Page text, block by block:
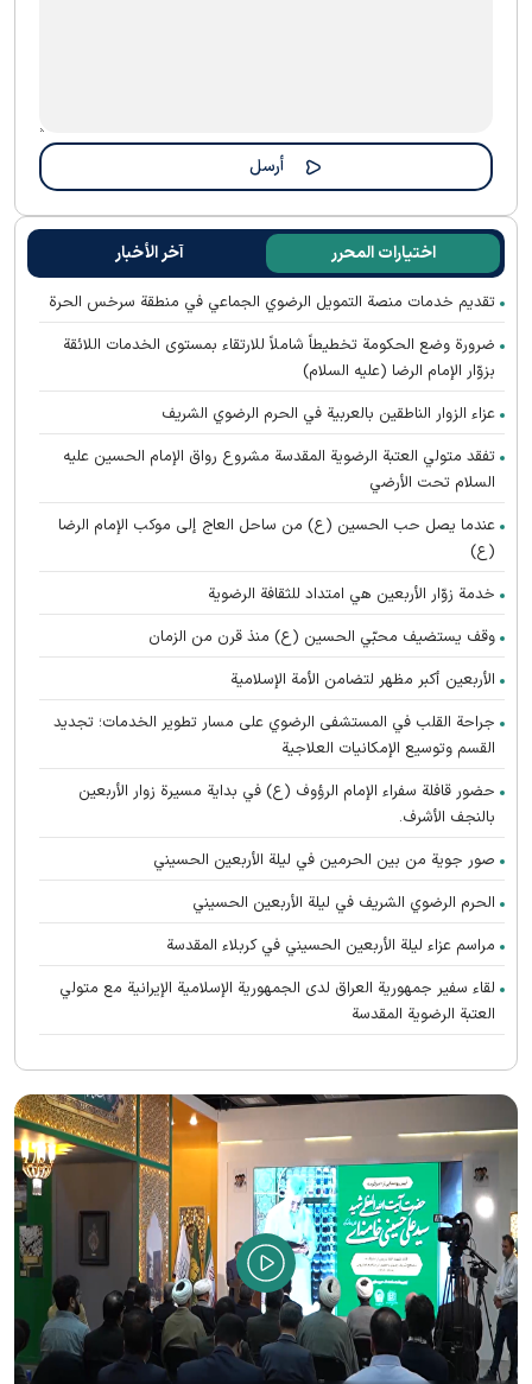
اختيارات المحرر آخر الأخبار
تقديم خدمات منصة التمويل الرضوي الجماعي في منطقة سرخس الحرة
ضرورة وضع الحكومة تخطيطاً شاملاً للارتقاء بمستوى الخدمات اللائقة
بزوّار الإمام الرضا (عليه السلام)
عزاء الزوار الناطقين بالعربية في الحرم الرضوي الشریف
تفقد متولي العتبة الرضوية المقدسة مشروع رواق الإمام الحسين عليه
السلام تحت الأرضي
عندما يصل حب الحسين (ع) من ساحل العاج إلى موكب الإمام الرضا
(ع)
خدمة زوّار الأربعين هي امتداد للثقافة الرضوية
وقف يستضيف محبّي الحسين (ع) منذ قرن من الزمان
الأربعين أكبر مظهر لتضامن الأمة الإسلامية
جراحة القلب في المستشفى الرضوي على مسار تطوير الخدمات؛ تجديد
القسم وتوسيع الإمكانيات العلاجية
حضور قافلة سفراء الإمام الرؤوف (ع) في بدایة مسيرة زوار الأربعين
بالنجف الأشرف.
صور جوية من بين الحرمين في ليلة الأربعين الحسيني
الحرم الرضوي الشریف في ليلة الأربعين الحسيني
مراسم عزاء ليلة الأربعين الحسيني في كربلاء المقدسة
لقاء سفير جمهورية العراق لدى الجمهورية الإسلامية الإيرانية مع متولي
العتبة الرضوية المقدسة
تشارك جامعة الإمام الرضا (ع) الدولية في ندوة دبلوماسية الزيارة الدولیة
زارت قافلة سفراء الإمام الرؤوف عليه السلام مستشفى السيدة بتول في
مدينة الكوت
حضور قافلة سفراء الإمام الرؤوف عليه السلام بين القائمين على المواكب
في مدينة الكوت
المطبخ المركزي للعتبة الرضوية المقدسة في منفذ مهران
موكب الإمام الرضا عليه السلام في منفذ مهران